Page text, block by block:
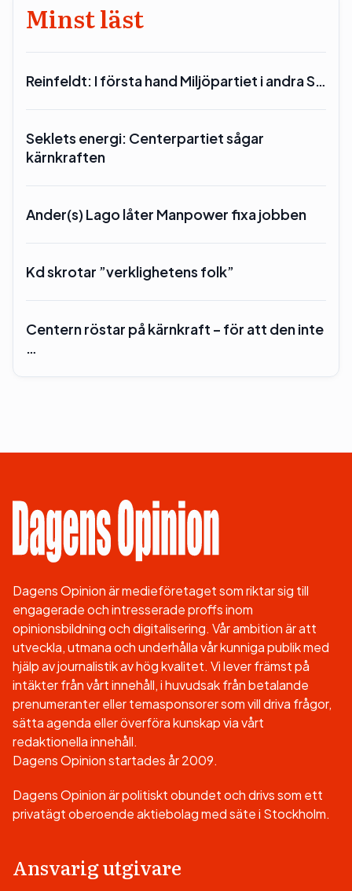
Minst läst
Reinfeldt: I första hand Miljöpartiet i andra S…
Seklets energi: Centerpartiet sågar
kärnkraften
Ander(s) Lago låter Manpower fixa jobben
Kd skrotar ”verklighetens folk”
Centern röstar på kärnkraft – för att den inte
…
Dagens Opinion är medieföretaget som riktar sig till
engagerade och intresserade proffs inom
opinionsbildning och digitalisering. Vår ambition är att
utveckla, utmana och underhålla vår kunniga publik med
hjälp av journalistik av hög kvalitet. Vi lever främst på
intäkter från vårt innehåll, i huvudsak från betalande
prenumeranter eller temasponsorer som vill driva frågor,
sätta agenda eller överföra kunskap via vårt
redaktionella innehåll.
Dagens Opinion startades år 2009.
Dagens Opinion är politiskt obundet och drivs som ett
privatägt oberoende aktiebolag med säte i Stockholm.
Ansvarig utgivare